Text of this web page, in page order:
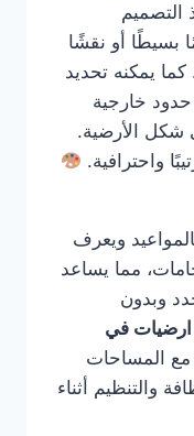
التصميم
بسيطًا أو نقشًا
يمكنه تحديد
حدود خارجية
شكل الأرضية.
واحترافية.
ويعرف
مما يساعد
وبدون
ارضيات في
مع المساحات
والتنظيم أثناء